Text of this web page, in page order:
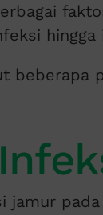
hingga
beberapa
jamur